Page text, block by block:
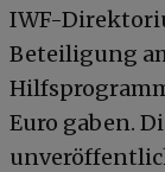
IWF-
Beteiligung
Euro gaben.